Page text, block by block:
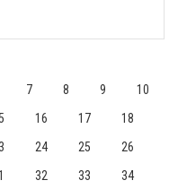
7 8 9
10
16 17
18
24 25
26
32 33
34